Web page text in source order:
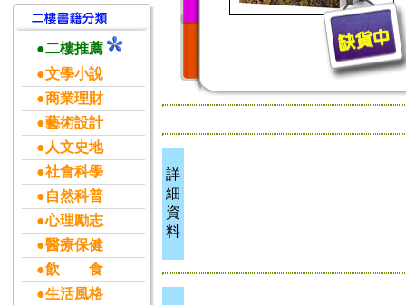
●二樓推薦
●文學小說
●商業理財
●藝術設計
●人文史地
●社會科學
●自然科普
●心理勵志
●醫療保健
●飲 食
●生活風格
詳
細
資
料